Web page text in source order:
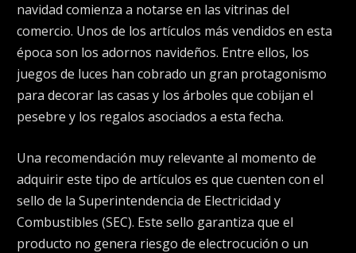
navidad comienza a notarse en las vitrinas del
comercio. Unos de los artículos más vendidos en esta
época son los adornos navideños. Entre ellos, los
juegos de luces han cobrado un gran protagonismo
para decorar las casas y los árboles que cobijan el
pesebre y los regalos asociados a esta fecha.
Una recomendación muy relevante al momento de
adquirir este tipo de artículos es que cuenten con el
sello de la Superintendencia de Electricidad y
Combustibles (SEC). Este sello garantiza que el
producto no genera riesgo de electrocución o un